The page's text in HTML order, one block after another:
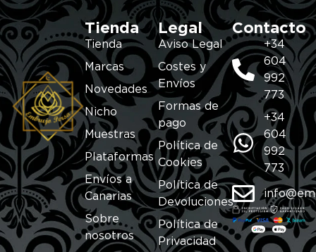
Tienda
Tienda
Marcas
Novedades
Nicho
Muestras
Plataformas
Envíos a
Canarias
Sobre
nosotros
Legal
Aviso Legal
Costes y
Envíos
Formas de
pago
Política de
Cookies
Política de
Devoluciones
Política de
Privacidad
Contacto
+34
604
992
773
+34
604
992
773